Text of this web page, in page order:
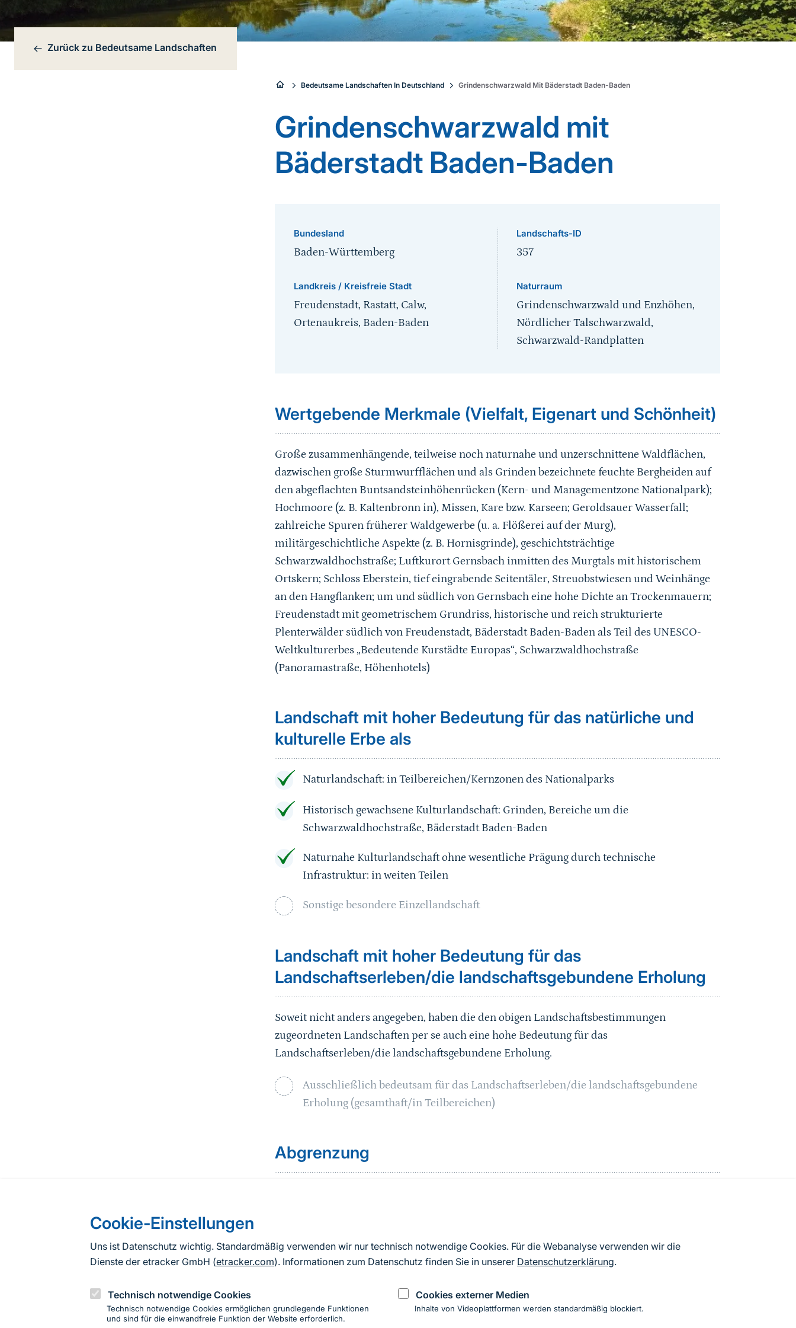
Cookie-Einstellungen
Uns ist Datenschutz wichtig. Standardmäßig verwenden wir nur technisch notwendige Cookies. Für die Webanalyse verwenden wir die
Dienste der etracker GmbH (etracker.com). Informationen zum Datenschutz finden Sie in unserer Datenschutzerklärung.
Technisch notwendige Cookies
Technisch notwendige Cookies ermöglichen grundlegende Funktionen
und sind für die einwandfreie Funktion der Website erforderlich.
Cookies externer Medien
Inhalte von Videoplattformen werden standardmäßig blockiert.
Bereichsnavigation
Zurück zu Bedeutsame Landschaften
Sie
sind
hier:
Bedeutsame Landschaften In Deutschland Grindenschwarzwald Mit Bäderstadt Baden-Baden
Grindenschwarzwald mit
Bäderstadt Baden-Baden
Bundesland
Baden-Württemberg
Landkreis / Kreisfreie Stadt
Freudenstadt, Rastatt, Calw,
Ortenaukreis, Baden-Baden
Landschafts-ID
357
Naturraum
Grindenschwarzwald und Enzhöhen,
Nördlicher Talschwarzwald,
Schwarzwald-Randplatten
Wertgebende Merkmale (Vielfalt, Eigenart und Schönheit)
Große zusammenhängende, teilweise noch naturnahe und unzerschnittene Waldflächen,
dazwischen große Sturmwurfflächen und als Grinden bezeichnete feuchte Bergheiden auf
den abgeflachten Buntsandsteinhöhenrücken (Kern- und Managementzone Nationalpark);
Hochmoore (z. B. Kaltenbronn in), Missen, Kare bzw. Karseen; Geroldsauer Wasserfall;
zahlreiche Spuren früherer Waldgewerbe (u. a. Flößerei auf der Murg),
militärgeschichtliche Aspekte (z. B. Hornisgrinde), geschichtsträchtige
Schwarzwaldhochstraße; Luftkurort Gernsbach inmitten des Murgtals mit historischem
Ortskern; Schloss Eberstein, tief eingrabende Seitentäler, Streuobstwiesen und Weinhänge
an den Hangflanken; um und südlich von Gernsbach eine hohe Dichte an Trockenmauern;
Freudenstadt mit geometrischem Grundriss, historische und reich strukturierte
Plenterwälder südlich von Freudenstadt, Bäderstadt Baden-Baden als Teil desUNESCO-
Weltkulturerbes „Bedeutende Kurstädte Europas“, Schwarzwaldhochstraße
(Panoramastraße, Höhenhotels)
Landschaft mit hoher Bedeutung für das natürliche und
kulturelle Erbe als
Naturlandschaft: in Teilbereichen/Kernzonen des Nationalparks
Historisch gewachsene Kulturlandschaft: Grinden, Bereiche um die
Schwarzwaldhochstraße, Bäderstadt Baden-Baden
Naturnahe Kulturlandschaft ohne wesentliche Prägung durch technische
Infrastruktur: in weiten Teilen
Sonstige besondere Einzellandschaft
Landschaft mit hoher Bedeutung für das
Landschaftserleben/die landschaftsgebundene Erholung
Soweit nicht anders angegeben, haben die den obigen Landschaftsbestimmungen
zugeordneten Landschaften per se auch eine hohe Bedeutung für das
Landschaftserleben/die landschaftsgebundene Erholung.
Ausschließlich bedeutsam für das Landschaftserleben/die landschaftsgebundene
Erholung (gesamthaft/in Teilbereichen)
Sprungmarke
Abgrenzung
Plenterwälder im Südosten, Ausschluss des verkehrsbelasteten Murgtals in Baiersbronn-
Mitteltal, UZVR100 (BfN 2010) im Osten, im Norden einschließlich Gernsbach
Stand Steckbrief und Raumkulisse 2022